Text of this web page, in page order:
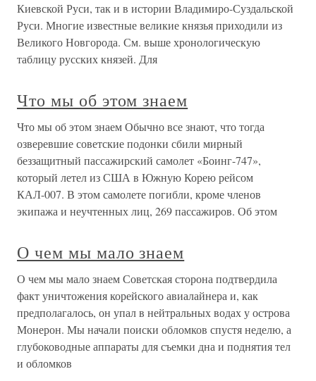
Киевской Руси, так и в истории Владимиро-Суздальской
Руси. Многие известные великие князья приходили из
Великого Новгорода. См. выше хронологическую
таблицу русских князей. Для
Что мы об этом знаем
Что мы об этом знаем Обычно все знают, что тогда
озверевшие советские подонки сбили мирный
беззащитный пассажирский самолет «Боинг-747»,
который летел из США в Южную Корею рейсом
КАЛ-007. В этом самолете погибли, кроме членов
экипажа и неучтенных лиц, 269 пассажиров. Об этом
О чем мы мало знаем
О чем мы мало знаем Советская сторона подтвердила
факт уничтожения корейского авиалайнера и, как
предполагалось, он упал в нейтральных водах у острова
Монерон. Мы начали поиски обломков спустя неделю, а
глубоководные аппараты для съемки дна и поднятия тел
и обломков